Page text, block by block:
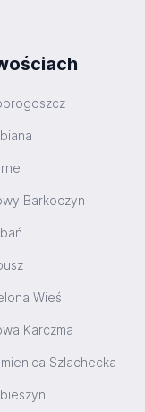
Barkoczyn
Wieś
Karczma
Szlachecka